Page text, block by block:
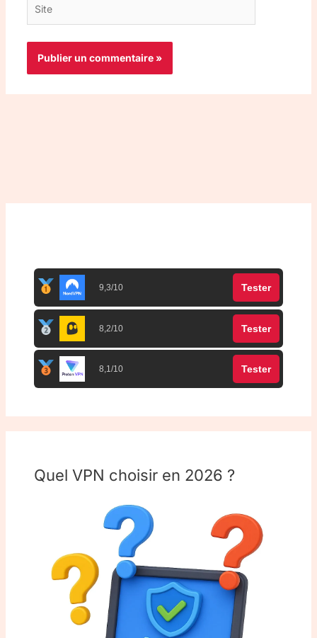
9,3/10 Tester
8,2/10 Tester
8,1/10 Tester
Quel VPN choisir en 2026 ?